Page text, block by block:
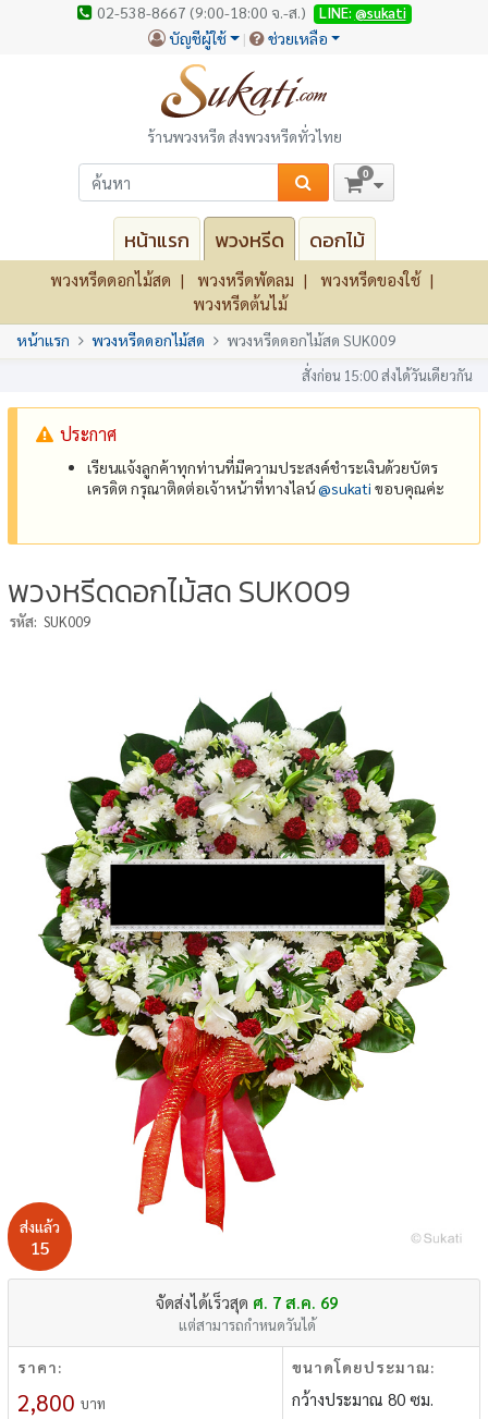
02-538-8667 (9:00-18:00 จ.-ส.) LINE: @sukati
บัญชีผู้ใช้ ช่วยเหลือ
ร้านพวงหรีด ส่งพวงหรีดทั่วไทย
0
หน้าแรก พวงหรีด ดอกไม้
พวงหรีดดอกไม้สด พวงหรีดพัดลม
พวงหรีดของใช้
พวงหรีดต้นไม้
หน้าแรก พวงหรีดดอกไม้สด พวงหรีดดอกไม้สด SUK009
สั่งก่อน 15:00 ส่งได้วันเดียวกัน
ประกาศ
เรียนแจ้งลูกค้าทุกท่านที่มีความประสงค์ชำระเงินด้วยบัตร
เครดิต กรุณาติดต่อเจ้าหน้าที่ทางไลน์@‌sukati ขอบคุณค่ะ
พวงหรีดดอกไม้สด SUK009
รหัส: SUK009
ส่งแล้ว
15
จัดส่งได้เร็วสุด ศ. 7 ส.ค. 69
แต่สามารถกำหนดวันได้
ราคา:
2,800 บาท
ขนาดโดยประมาณ:
กว้างประมาณ 80 ซม.